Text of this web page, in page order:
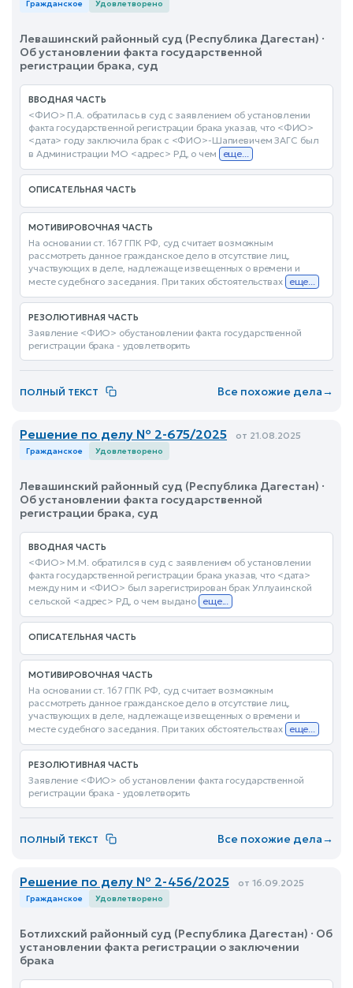
Гражданское Удовлетворено
Левашинский районный суд (Республика Дагестан) ·
Об установлении факта государственной
регистрации брака, суд
ВВОДНАЯ ЧАСТЬ
<ФИО> П.А. обратилась в суд с заявлением об установлении
факта государственной регистрации брака указав, что <ФИО>
<дата> году заключила брак с <ФИО>-Шапиевичем ЗАГС был
в Администрации МО <адрес> РД, о чем
еще...
ОПИСАТЕЛЬНАЯ ЧАСТЬ
МОТИВИРОВОЧНАЯ ЧАСТЬ
На основании ст. 167 ГПК РФ, суд считает возможным
рассмотреть данное гражданское дело в отсутствие лиц,
участвующих в деле, надлежаще извещенных о времени и
месте судебного заседания. При таких обстоятельствах еще...
РЕЗОЛЮТИВНАЯ ЧАСТЬ
Заявление <ФИО> обустановлении факта государственной
регистрации брака - удовлетворить
ПОЛНЫЙ ТЕКСТ Все похожие дела→
Решение по делу № 2-675/2025 от 21.08.2025
Гражданское Удовлетворено
Левашинский районный суд (Республика Дагестан) ·
Об установлении факта государственной
регистрации брака, суд
ВВОДНАЯ ЧАСТЬ
<ФИО> М.М. обратился в суд с заявлением об установлении
факта государственной регистрации брака указав, что <дата>
между ним и <ФИО> был зарегистрирован брак Уллуаинской
сельской <адрес> РД, о чем выдано еще...
ОПИСАТЕЛЬНАЯ ЧАСТЬ
МОТИВИРОВОЧНАЯ ЧАСТЬ
На основании ст. 167 ГПК РФ, суд считает возможным
рассмотреть данное гражданское дело в отсутствие лиц,
участвующих в деле, надлежаще извещенных о времени и
месте судебного заседания. При таких обстоятельствах еще...
РЕЗОЛЮТИВНАЯ ЧАСТЬ
Заявление <ФИО> об установлении факта государственной
регистрации брака - удовлетворить
ПОЛНЫЙ ТЕКСТ Все похожие дела→
Решение по делу № 2-456/2025 от 16.09.2025
Гражданское Удовлетворено
Ботлихский районный суд (Республика Дагестан) · Об
установлении факта регистрации о заключении
брака